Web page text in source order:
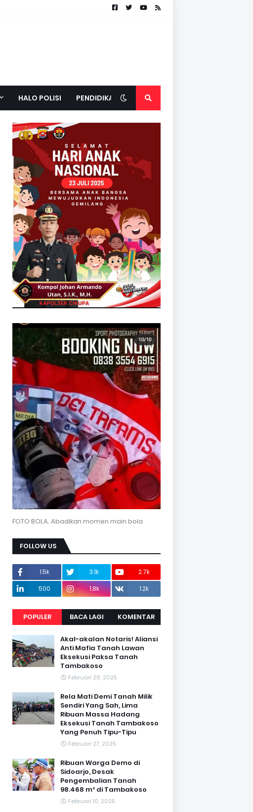
HALO POLISI PENDIDIKAN
FOTO BOLA. Abadikan momen main bola
FOLLOW US
1.5k 3.1k
2.7k
500
1.8k 1.2k
POPULER BACA LAGI KOMENTAR
Akal-akalan Notaris! Aliansi
Anti Mafia Tanah Lawan
Eksekusi Paksa Tanah
Tambakoso
Februari 26, 2025
Rela Mati Demi Tanah Milik
Sendiri Yang Sah, Lima
Ribuan Massa Hadang
Eksekusi Tanah Tambakoso
Yang Penuh Tipu-Tipu
Februari 27, 2025
Ribuan Warga Demo di
Sidoarjo, Desak
Pengembalian Tanah
98.468 m² di Tambakoso
Februari 10, 2025